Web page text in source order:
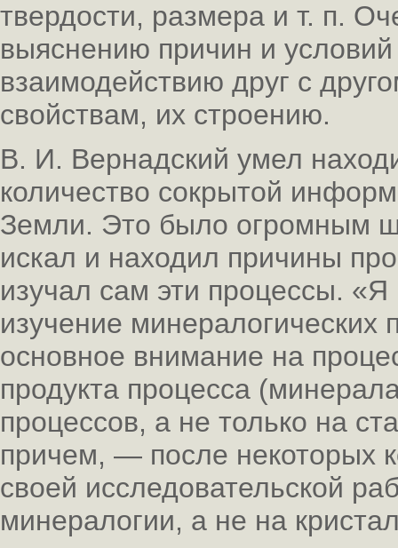
твердости, размера и т. п.
выяснению причин и
взаимодействию друг с
свойствам, их строению.
В. И. Вернадский умел
количество сокрытой
Земли. Это было огромным
искал и находил причины
изучал сам эти процессы.
изучение
основное внимание на
продукта процесса
процессов, а не только на
причем, — после некоторых
своей исследовательской
минералогии, а не на